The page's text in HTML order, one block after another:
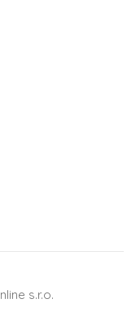
s.r.o.